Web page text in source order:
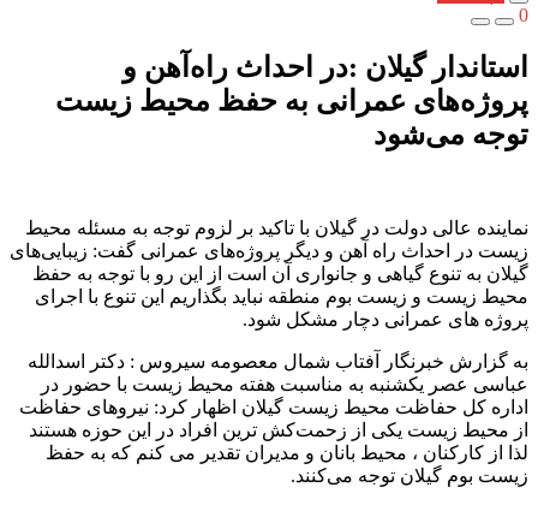
0
استاندار گیلان :در احداث راه‌آهن و
پروژه‌های عمرانی به حفظ محیط زیست
توجه می‌شود
نماینده عالی دولت در گیلان با تاکید بر لزوم توجه به مسئله محیط
زیست در احداث راه آهن و دیگر پروژه‌های عمرانی گفت: زیبایی‌های
گیلان به تنوع گیاهی و جانواری آن است از این رو با توجه به حفظ
محیط زیست و زیست بوم منطقه نباید بگذاریم این تنوع با اجرای
پروژه های عمرانی دچار مشکل شود.
به گزارش خبرنگار آفتاب شمال معصومه سیروس : دکتر اسدالله
عباسی عصر یکشنبه به مناسبت هفته محیط زیست با حضور در
اداره کل حفاظت محیط زیست گیلان اظهار کرد: نیروهای حفاظت
از محیط زیست یکی از زحمت‌کش ترین افراد در این حوزه هستند
لذا از کارکنان ، محیط بانان و مدیران تقدیر می کنم که به حفظ
زیست بوم گیلان توجه می‌کنند.